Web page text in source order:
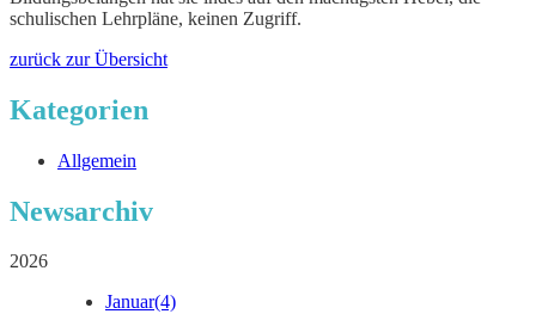
schulischen Lehrpläne, keinen Zugriff.
zurück zur Übersicht
Kategorien
Allgemein
Newsarchiv
2026
Januar(4)